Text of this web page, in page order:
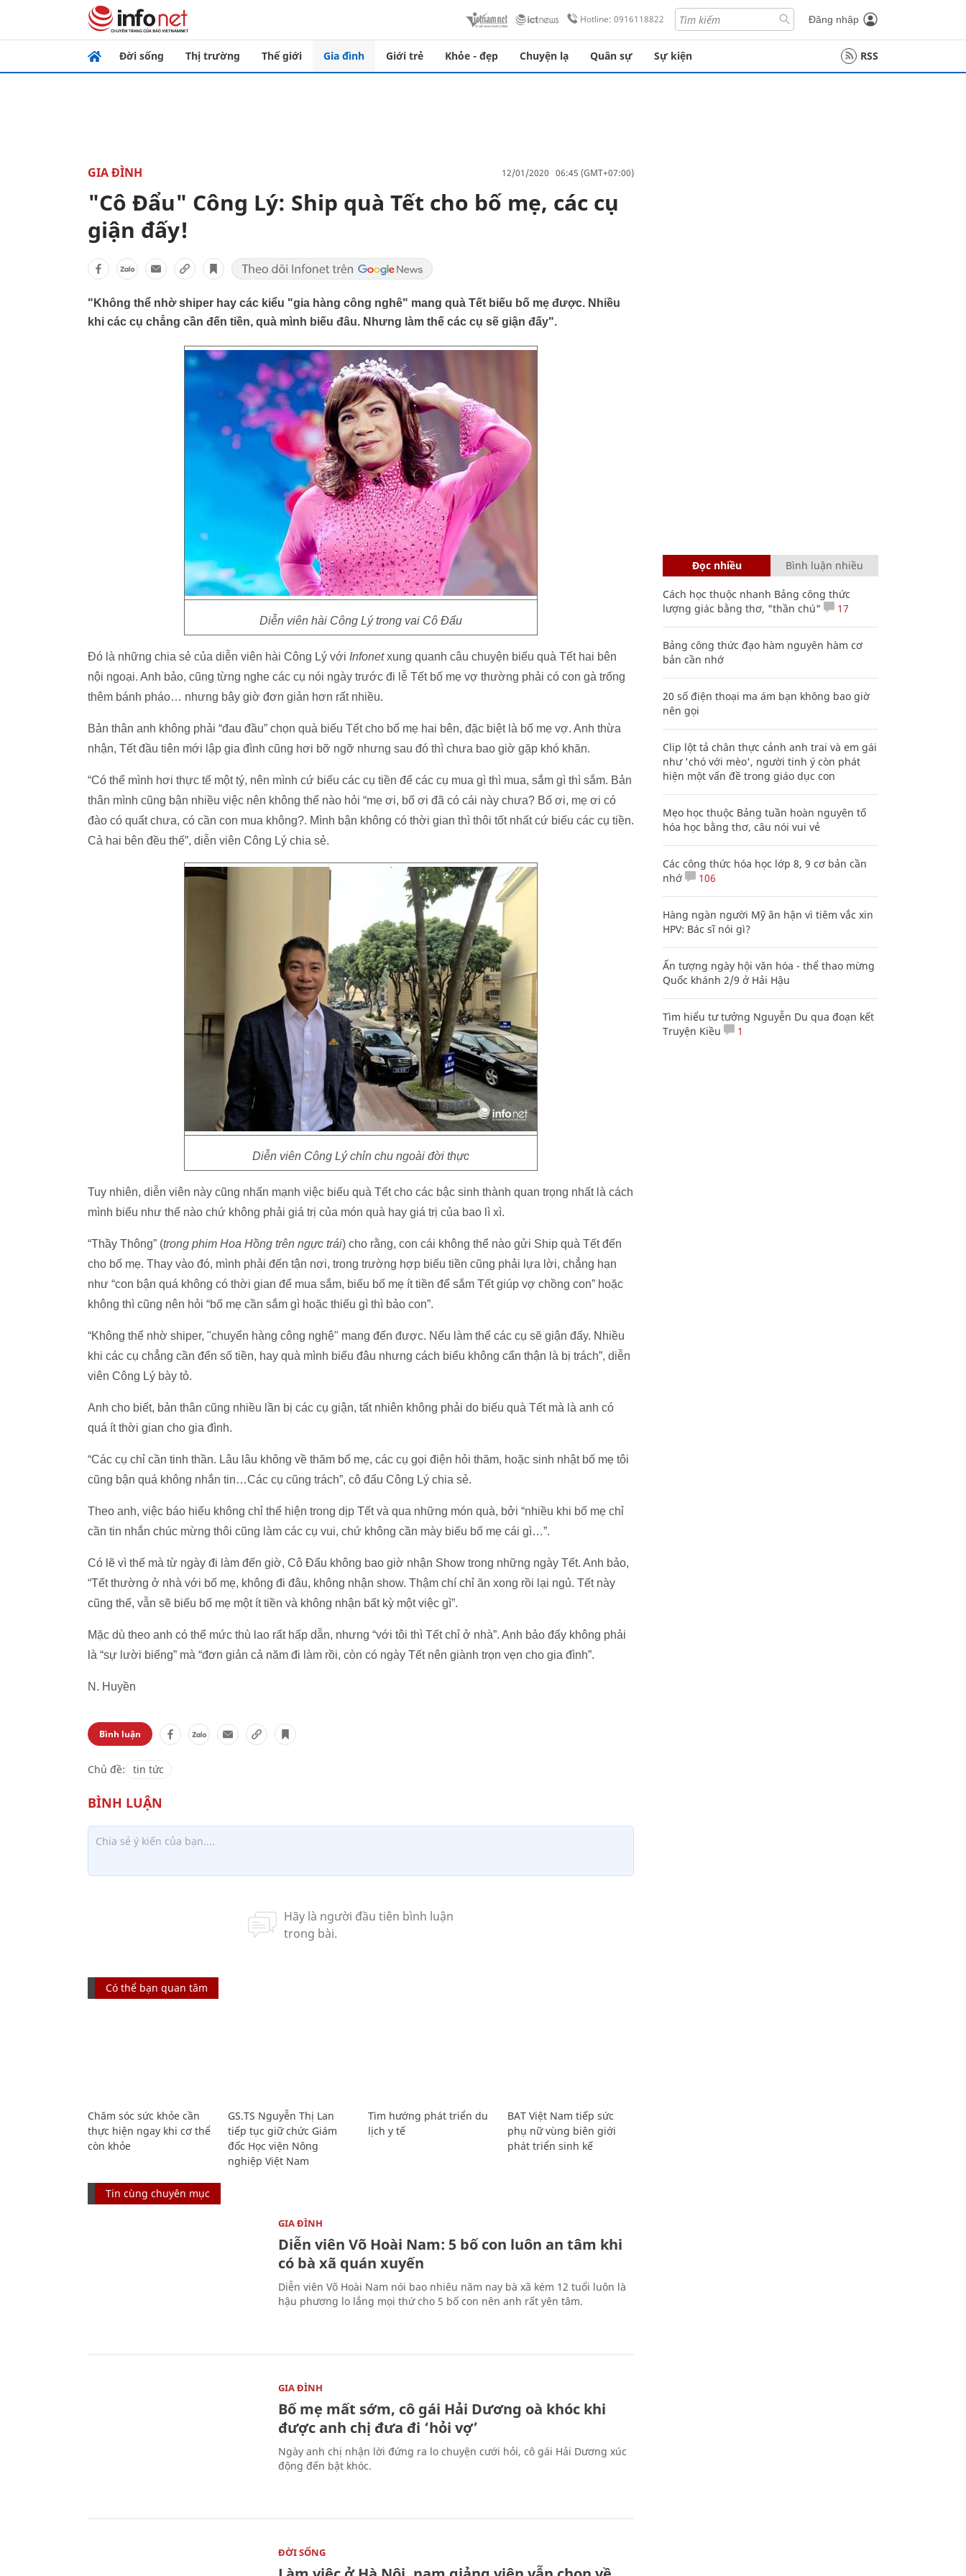
Hotline: 0916118822 Đăng nhập
Đời sống Thị trường Thế giới Gia đình Giới trẻ Khỏe - đẹp Chuyện lạ Quân sự Sự kiện RSS
GIA ĐÌNH 12/01/2020 06:45 (GMT+07:00)
"Cô Đẩu" Công Lý: Ship quà Tết cho bố mẹ, các cụ
giận đấy!
"Không thể nhờ shiper hay các kiểu "gia hàng công nghê" mang quà Tết biếu bố mẹ được. Nhiều
khi các cụ chẳng cần đến tiền, quà mình biếu đâu. Nhưng làm thế các cụ sẽ giận đấy".
Diễn viên hài Công Lý trong vai Cô Đẩu
Đó là những chia sẻ của diễn viên hài Công Lý với Infonetxung quanh câu chuyện biếu quà Tết hai bên
nội ngoại. Anh bảo, cũng từng nghe các cụ nói ngày trước đi lễ Tết bố mẹ vợ thường phải có con gà trống
thêm bánh pháo… nhưng bây giờ đơn giản hơn rất nhiều.
Bản thân anh không phải “đau đầu” chọn quà biếu Tết cho bố mẹ hai bên, đặc biệt là bố mẹ vợ. Anh thừa
nhận, Tết đầu tiên mới lập gia đình cũng hơi bỡ ngỡ nhưng sau đó thì chưa bao giờ gặp khó khăn.
“Có thể mình hơi thực tế một tý, nên mình cứ biếu các cụ tiền để các cụ mua gì thì mua, sắm gì thì sắm. Bản
thân mình cũng bận nhiều việc nên không thể nào hỏi “mẹ ơi, bố ơi đã có cái này chưa? Bố ơi, mẹ ơi có
đào có quất chưa, có cần con mua không?. Mình bận không có thời gian thì thôi tốt nhất cứ biếu các cụ tiền.
Cả hai bên đều thế”, diễn viên Công Lý chia sẻ.
Diễn viên Công Lý chỉn chu ngoài đời thực
Tuy nhiên, diễn viên này cũng nhấn mạnh việc biếu quà Tết cho các bậc sinh thành quan trọng nhất là cách
mình biếu như thế nào chứ không phải giá trị của món quà hay giá trị của bao lì xì.
“Thầy Thông” (trong phim Hoa Hồng trên ngực trái) cho rằng, con cái không thể nào gửi Ship quà Tết đến
cho bố mẹ. Thay vào đó, mình phải đến tận nơi, trong trường hợp biếu tiền cũng phải lựa lời, chẳng hạn
như “con bận quá không có thời gian để mua sắm, biếu bố mẹ ít tiền để sắm Tết giúp vợ chồng con” hoặc
không thì cũng nên hỏi “bố mẹ cần sắm gì hoặc thiếu gì thì bảo con”.
“Không thể nhờ shiper, "chuyển hàng công nghệ" mang đến được. Nếu làm thế các cụ sẽ giận đấy. Nhiều
khi các cụ chẳng cần đến số tiền, hay quà mình biếu đâu nhưng cách biếu không cẩn thận là bị trách”, diễn
viên Công Lý bày tỏ.
Anh cho biết, bản thân cũng nhiều lần bị các cụ giận, tất nhiên không phải do biếu quà Tết mà là anh có
quá ít thời gian cho gia đình.
“Các cụ chỉ cần tinh thần. Lâu lâu không về thăm bố mẹ, các cụ gọi điện hỏi thăm, hoặc sinh nhật bố mẹ tôi
cũng bận quá không nhắn tin…Các cụ cũng trách”, cô đẩu Công Lý chia sẻ.
Theo anh, việc báo hiếu không chỉ thể hiện trong dịp Tết và qua những món quà, bởi “nhiều khi bố mẹ chỉ
cần tin nhắn chúc mừng thôi cũng làm các cụ vui, chứ không cần mày biếu bố mẹ cái gì…”.
Có lẽ vì thế mà từ ngày đi làm đến giờ, Cô Đẩu không bao giờ nhận Show trong những ngày Tết. Anh bảo,
“Tết thường ở nhà với bố mẹ, không đi đâu, không nhận show. Thậm chí chỉ ăn xong rồi lại ngủ. Tết này
cũng thế, vẫn sẽ biếu bố mẹ một ít tiền và không nhận bất kỳ một việc gì”.
Mặc dù theo anh có thể mức thù lao rất hấp dẫn, nhưng “với tôi thì Tết chỉ ở nhà”. Anh bảo đấy không phải
là “sự lười biếng” mà “đơn giản cả năm đi làm rồi, còn có ngày Tết nên giành trọn vẹn cho gia đình”.
N. Huyền
Bình luận
Chủ đề: tin tức
Có thể bạn quan tâm
Chăm sóc sức khỏe cần
thực hiện ngay khi cơ thể
còn khỏe
GS.TS Nguyễn Thị Lan
tiếp tục giữ chức Giám
đốc Học viện Nông
nghiệp Việt Nam
Tìm hướng phát triển du
lịch y tế
BAT Việt Nam tiếp sức
phụ nữ vùng biên giới
phát triển sinh kế
Tin cùng chuyên mục
GIA ĐÌNH
Diễn viên Võ Hoài Nam: 5 bố con luôn an tâm khi
có bà xã quán xuyến
Diễn viên Võ Hoài Nam nói bao nhiêu năm nay bà xã kém 12 tuổi luôn là
hậu phương lo lắng mọi thứ cho 5 bố con nên anh rất yên tâm.
GIA ĐÌNH
Bố mẹ mất sớm, cô gái Hải Dương oà khóc khi
được anh chị đưa đi ‘hỏi vợ’
Ngày anh chị nhận lời đứng ra lo chuyện cưới hỏi, cô gái Hải Dương xúc
động đến bật khóc.
ĐỜI SỐNG
Đọc nhiều Bình luận nhiều
Cách học thuộc nhanh Bảng công thức
lượng giác bằng thơ, "thần chú"
17
Bảng công thức đạo hàm nguyên hàm cơ
bản cần nhớ
20 số điện thoại ma ám bạn không bao giờ
nên gọi
Clip lột tả chân thực cảnh anh trai và em gái
như 'chó với mèo', người tinh ý còn phát
hiện một vấn đề trong giáo dục con
Mẹo học thuộc Bảng tuần hoàn nguyên tố
hóa học bằng thơ, câu nói vui vẻ
Các công thức hóa học lớp 8, 9 cơ bản cần
nhớ
106
Hàng ngàn người Mỹ ân hận vì tiêm vắc xin
HPV: Bác sĩ nói gì?
Ấn tượng ngày hội văn hóa - thể thao mừng
Quốc khánh 2/9 ở Hải Hậu
Tìm hiểu tư tưởng Nguyễn Du qua đoạn kết
Truyện Kiều
1